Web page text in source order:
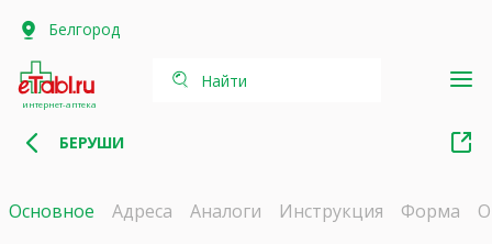
Белгород
интернет-аптека
Найти
БЕРУШИ
Основное Адреса Аналоги Инструкция Форма